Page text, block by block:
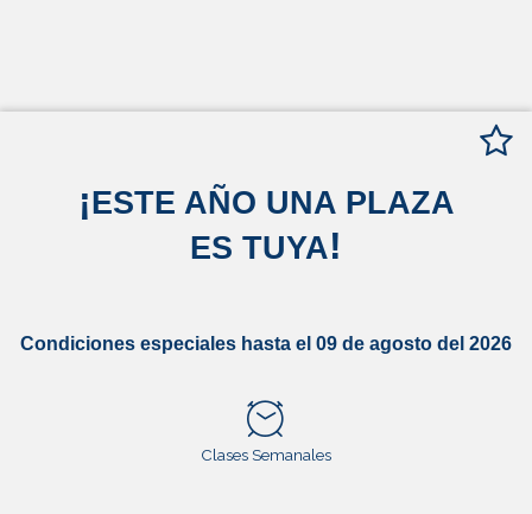
¡ESTE AÑO UNA PLAZA
ES TUYA!
Condiciones especiales hasta el 09 de agosto del 2026
Clases Semanales